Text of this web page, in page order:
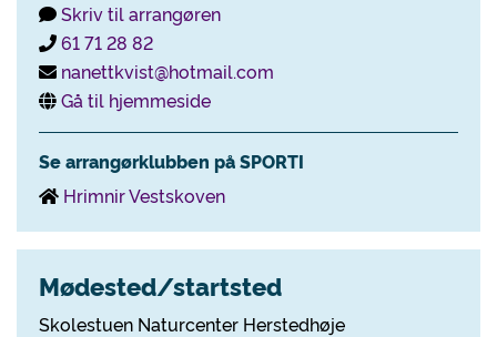
Skriv til arrangøren
61 71 28 82
nanettkvist@hotmail.com
Gå til hjemmeside
Se arrangørklubben på SPORTI
Hrimnir Vestskoven
Mødested/startsted
Skolestuen Naturcenter Herstedhøje